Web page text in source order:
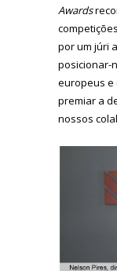
Awards
por um júri
posicionar-
europeus e
premiar a
nossos